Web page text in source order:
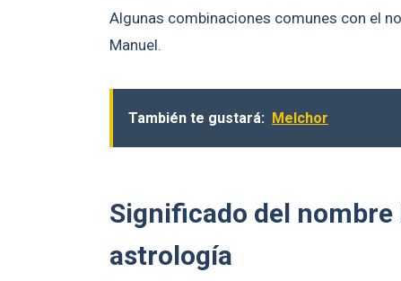
Algunas combinaciones comunes con el
Manuel.
También te gustará: Melchor
Significado del
astrología